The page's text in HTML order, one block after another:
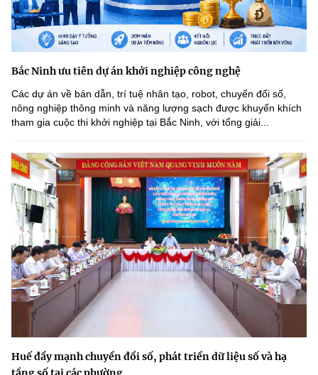
Bắc Ninh ưu tiên dự án khởi nghiệp công nghệ
Các dự án về bán dẫn, trí tuệ nhân tạo, robot, chuyển đổi số,
nông nghiệp thông minh và năng lượng sạch được khuyến khích
tham gia cuộc thi khởi nghiệp tại Bắc Ninh, với tổng giải...
Huế đẩy mạnh chuyển đổi số, phát triển dữ liệu số và hạ